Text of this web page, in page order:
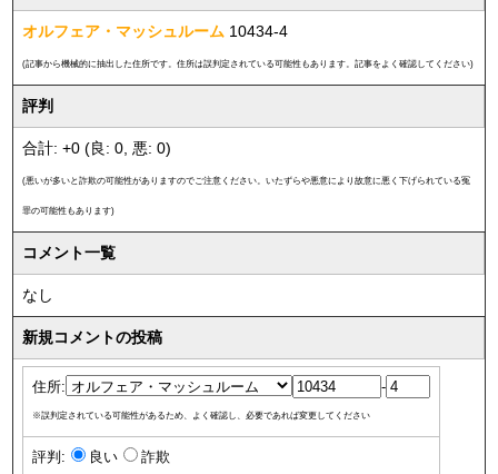
オルフェア・マッシュルーム 10434-4
(記事から機械的に抽出した住所です。住所は誤判定されている可能性もあります。記事をよく確認してください)
評判
合計: +0 (良: 0, 悪: 0)
(悪いが多いと詐欺の可能性がありますのでご注意ください。いたずらや悪意により故意に悪く下げられている冤
罪の可能性もあります)
コメント一覧
なし
新規コメントの投稿
住所: -
※誤判定されている可能性があるため、よく確認し、必要であれば変更してください
評判: 良い 詐欺